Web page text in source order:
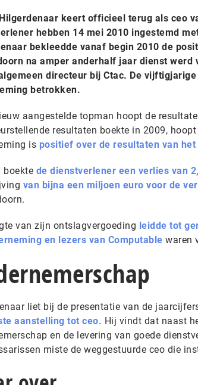
keert officieel terug als ceo
hebben 14 mei 2010 ingestemd
bekleedde vanaf begin 2010 de
na amper anderhalf jaar dienst
directeur bij Ctac. De
betrokken.
aangestelde topman hoopt de
resultaten boekte in 2009,
is positief over de resultaten van
boekte de dienstverlener een verlies van
van bijna een miljoen euro voor de
van zijn ontslagvergoeding leidde tot
en lezers van Computable waren
liet bij de presentatie van de
aanstelling tot ceo. Hij vindt dat naast
en de levering van goede
miste de weggestuurde ceo die